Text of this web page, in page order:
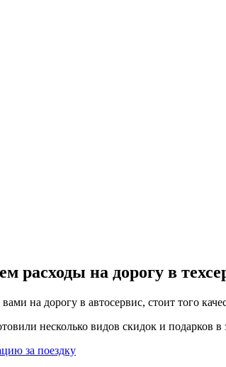
расходы на дорогу в
на дорогу в автосервис, стоит того
несколько видов скидок и подарков в
за поездку